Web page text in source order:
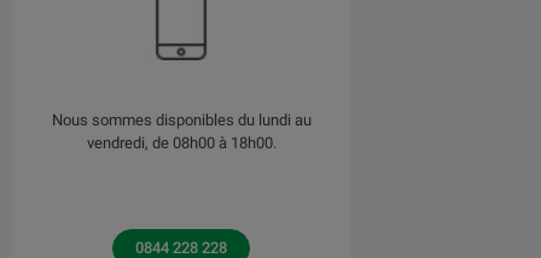
Nous sommes disponibles du lundi au
vendredi, de 08h00 à 18h00.
0844 228 228